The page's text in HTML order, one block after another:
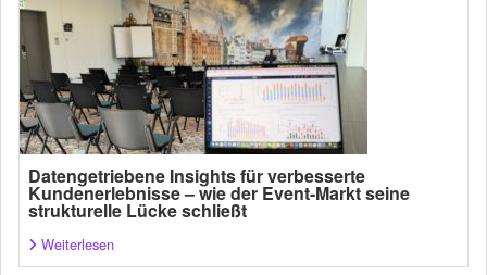
Datengetriebene Insights für verbesserte
Kundenerlebnisse – wie der Event-Markt seine
strukturelle Lücke schließt
Weiterlesen